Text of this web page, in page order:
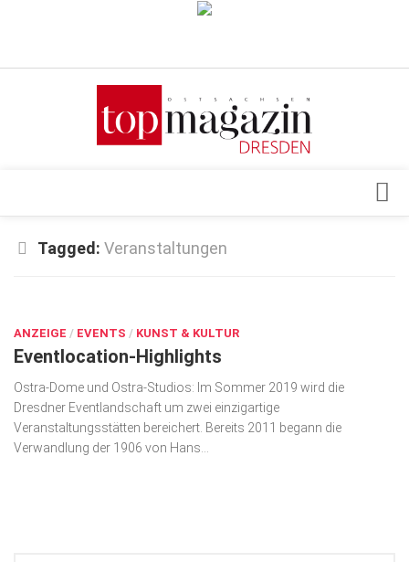
Verkaufsstellen
Top Gesundheitsforum Dresden / Ostsachsen
Geschäft
gesund & schön
Gesellschaft
Kunst & Kultur
Tagged: Veranstaltungen
ANZEIGE / EVENTS / KUNST & KULTUR
Eventlocation-Highlights
Ostra-Dome und Ostra-Studios: Im Sommer 2019 wird die
Dresdner Eventlandschaft um zwei einzigartige
Veranstaltungsstätten bereichert. Bereits 2011 begann die
Verwandlung der 1906 von Hans...